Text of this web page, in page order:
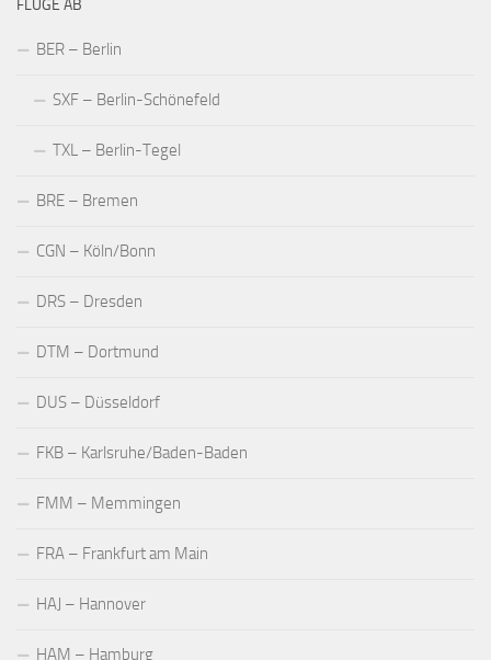
FLÜGE AB
BER – Berlin
SXF – Berlin-Schönefeld
TXL – Berlin-Tegel
BRE – Bremen
CGN – Köln/Bonn
DRS – Dresden
DTM – Dortmund
DUS – Düsseldorf
FKB – Karlsruhe/Baden-Baden
FMM – Memmingen
FRA – Frankfurt am Main
HAJ – Hannover
HAM – Hamburg